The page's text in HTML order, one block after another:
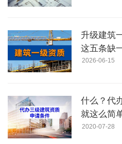
升级建筑
这五条缺
2026-06-15
什么？代
就这么简
2020-07-28